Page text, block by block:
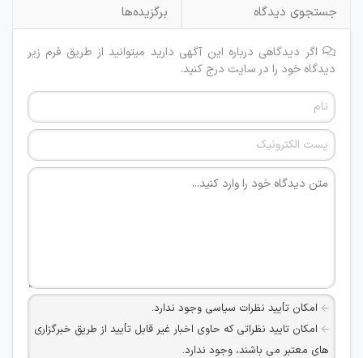
جستجوی دیدگاه
برگزیده‌ها
اگر دیدگاهی درباره این آگهی دارید میتوانید از طریق فرم زیر
دیدگاه خود را در سایت درج کنید.
امکان تأیید نظرات سیاسی وجود ندارد.
امکان تایید نظراتی که حاوی اخبار غیر قابل تأیید از طریق خبرگزاری
های معتبر می باشند، وجود ندارد.